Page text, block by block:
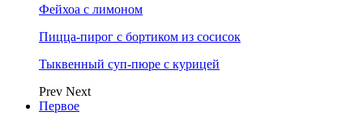
Фейхоа с лимоном
Пицца-пирог с бортиком из сосисок
Тыквенный суп-пюре с курицей
Prev Next
Первое